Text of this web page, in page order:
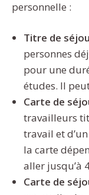
personnelle :
Titre de
personnes
pour une
études. Il
Carte de
travailleurs
travail et
la carte
aller jusqu’à
Carte de